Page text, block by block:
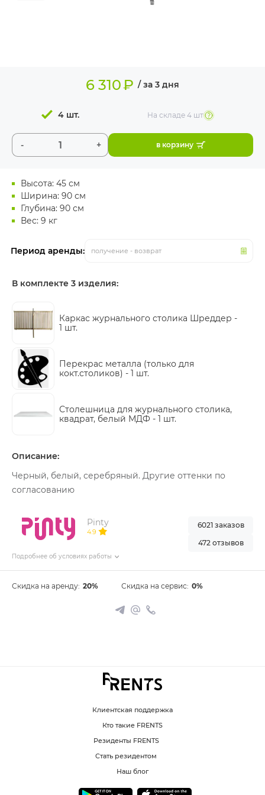
Высота: 45 см
Ширина: 90 см
Глубина: 90 см
Вес: 9 кг
Период аренды: получение - возврат
6 310₽ / за 3 дня
- +
4 шт. На складе4 шт
в корзину
В комплекте 3 изделия:
Каркас журнального столика Шреддер -
1 шт.
Перекрас металла (только для
кокт.столиков) - 1 шт.
Столешница для журнального столика,
квадрат, белый МДФ - 1 шт.
Описание:
Черный, белый, серебряный. Другие оттенки по
согласованию
Pinty
4.9
Подробнее об условиях работы
6021 заказов
472 отзывов
Скидка на аренду: 20% Скидка на сервис: 0%
Клиентская поддержка
Кто такие FRENTS
Резиденты FRENTS
Стать резидентом
Наш блог